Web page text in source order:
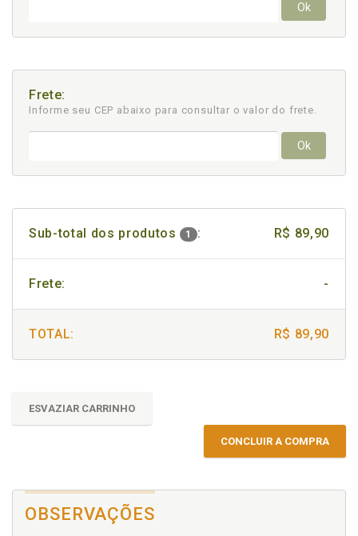
Ok
Frete:
Informe seu CEP abaixo para consultar o valor do frete.
Ok
Sub-total dos produtos 1 : R$ 89,90
Frete: -
TOTAL: R$ 89,90
ESVAZIAR CARRINHO
CONCLUIR A COMPRA
OBSERVAÇÕES